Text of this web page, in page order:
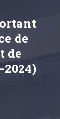
de
de